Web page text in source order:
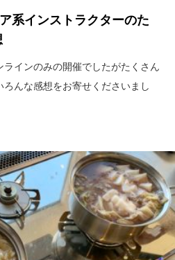
系インストラクターのた
インのみの開催でしたがたくさん
んな感想をお寄せくださいまし